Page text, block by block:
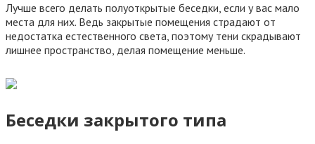
Лучше всего делать полуоткрытые беседки, если у вас мало
места для них. Ведь закрытые помещения страдают от
недостатка естественного света, поэтому тени скрадывают
лишнее пространство, делая помещение меньше.
Беседки закрытого типа